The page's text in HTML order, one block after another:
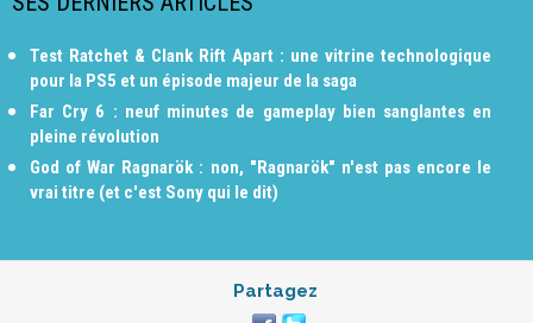
Test Ratchet & Clank Rift Apart : une vitrine technologique
pour la PS5 et un épisode majeur de la saga
Far Cry 6 : neuf minutes de gameplay bien sanglantes en
pleine révolution
God of War Ragnarök : non, "Ragnarök" n'est pas encore le
vrai titre (et c'est Sony qui le dit)
Partagez